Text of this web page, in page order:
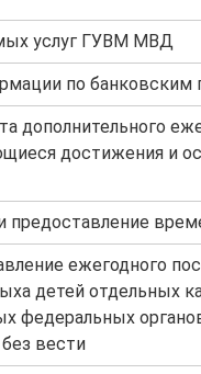
услуг ГУВМ МВД
по банковским
дополнительного
достижения и
предоставление
ежегодного
детей отдельных
федеральных
вести